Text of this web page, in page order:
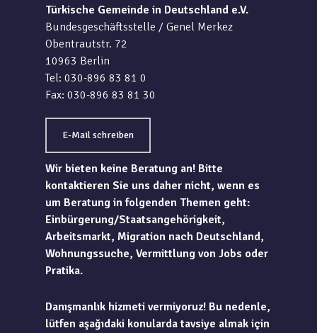
Türkische Gemeinde in Deutschland e.V.
Bundesgeschäftsstelle / Genel Merkez
Obentrautstr. 72
10963 Berlin
Tel: 030-896 83 81 0
Fax: 030-896 83 81 30
E-Mail schreiben
Wir bieten keine Beratung an! Bitte
kontaktieren Sie uns daher nicht, wenn es
um Beratung in folgenden Themen geht:
Einbürgerung/Staatsangehörigkeit,
Arbeitsmarkt, Migration nach Deutschland,
Wohnungssuche, Vermittlung von Jobs oder
Pratika.
Danışmanlık hizmeti vermiyoruz! Bu nedenle,
lütfen aşağıdaki konularda tavsiye almak için